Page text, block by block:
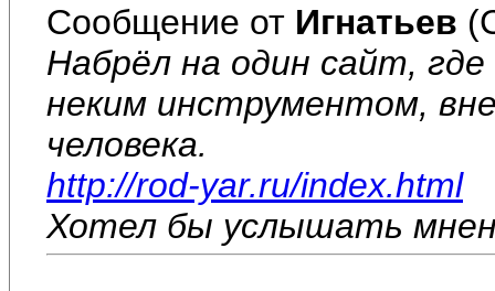
Сообщение от Игнатьев
Набрёл на один сайт,
неким инструментом,
человека.
http://rod-yar.ru/index.html
Хотел бы услышать